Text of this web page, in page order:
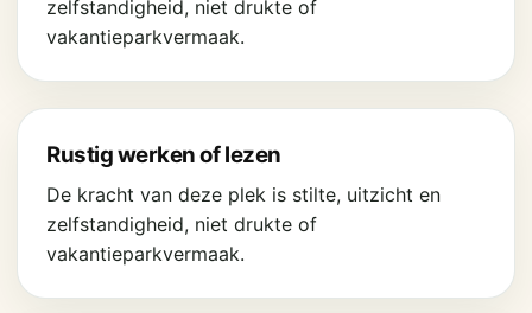
zelfstandigheid, niet drukte of
vakantieparkvermaak.
Rustig werken of lezen
De kracht van deze plek is stilte, uitzicht en
zelfstandigheid, niet drukte of
vakantieparkvermaak.